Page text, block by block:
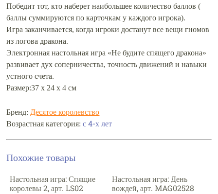
Победит тот, кто наберет наибольшее количество баллов (
баллы суммируются по карточкам у каждого игрока).
Игра заканчивается, когда игроки достанут все вещи гномов
из логова дракона.
Электронная настольная игра «Не будите спящего дракона»
развивает дух соперничества, точность движений и навыки
устного счета.
Размер:37 х 24 х 4 см
Бренд: Десятое королевство
Возрастная категория:с 4-х лет
Похожие товары
Настольная игра: Спящие
королевы 2, арт. LS02
Настольная игра: День
вождей, арт. MAG02528